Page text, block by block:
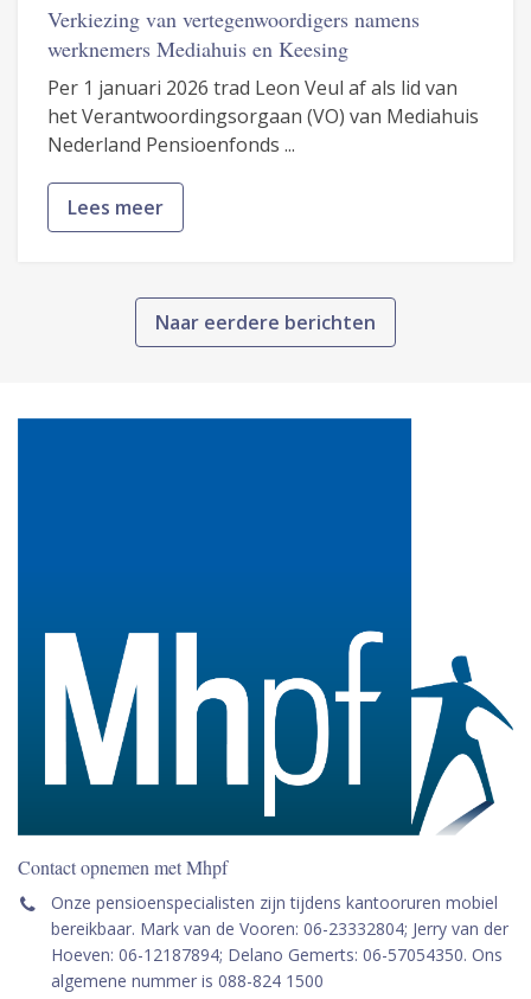
Verkiezing van vertegenwoordigers namens
werknemers Mediahuis en Keesing
Per 1 januari 2026 trad Leon Veul af als lid van
het Verantwoordingsorgaan (VO) van Mediahuis
Nederland Pensioenfonds ...
Lees meer
Naar eerdere berichten
Contact opnemen met Mhpf
Onze pensioenspecialisten zijn tijdens kantooruren mobiel
bereikbaar. Mark van de Vooren: 06-23332804; Jerry van der
Hoeven: 06-12187894; Delano Gemerts: 06-57054350. Ons
algemene nummer is 088-824 1500